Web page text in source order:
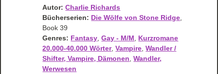
Autor: Charlie Richards
Bücherserien: Die Wölfe von Stone Ridge,
Book 39
Genres: Fantasy,Gay - M/M, Kurzromane
20.000-40.000 Wörter,Vampire,Wandler /
Shifter, Vampire, Dämonen,Wandler,
Werwesen